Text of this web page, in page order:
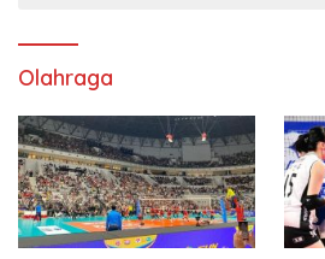
Olahraga